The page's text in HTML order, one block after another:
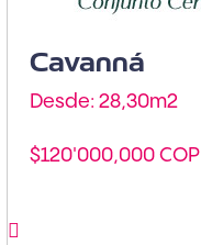
Cavanná
Desde: 28,30m2
$120'000,000 COP